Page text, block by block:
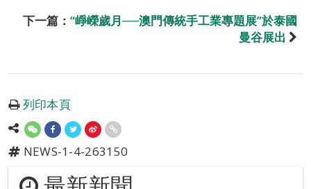
下一篇： “崢嶸歲月──澳門傳統手工業專題展”於泰國
曼谷展出
列印本頁
NEWS-1-4-263150